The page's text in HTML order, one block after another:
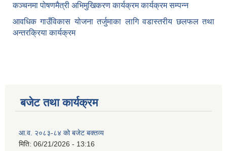
कञ्चनमा पोषणमैत्री अभिमुखिकरण कार्यक्रम कार्यक्रम सम्पन्न
आवधिक गाउँविकास योजना तर्जुमाका लागि वडास्तरीय छलफल तथा
अन्तरक्रिया कार्यक्रम
बजेट तथा कार्यक्रम
आ.व. २०८३-८४ को बजेट बक्तव्य
मिति: 06/21/2026 - 13:16